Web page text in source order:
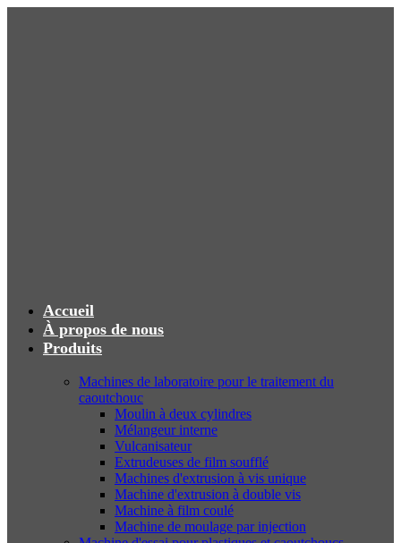
Accueil
À propos de nous
Produits
Machines de laboratoire pour le traitement du
caoutchouc
Moulin à deux cylindres
Mélangeur interne
Vulcanisateur
Extrudeuses de film soufflé
Machines d'extrusion à vis unique
Machine d'extrusion à double vis
Machine à film coulé
Machine de moulage par injection